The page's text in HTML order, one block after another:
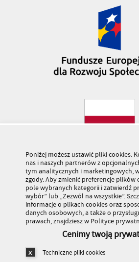
Poniżej możesz ustawić pliki cookies.
nas i naszych partnerów z
tym analitycznych i marketingowych,
zgody. Aby zmienić preferencje plików
pole wybranych kategorii i zatwierdź
wybór” lub „Zezwól na wszystkie”.
informacje o plikach cookies oraz
danych osobowych, a także o
prawach, znajdziesz w Polityce
Cenimy twoją
Techniczne pliki cookies